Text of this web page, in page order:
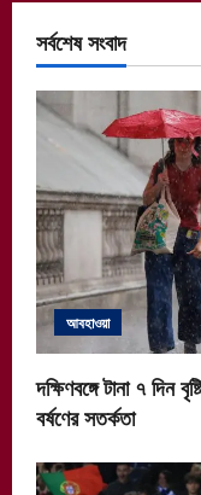
সর্বশেষ সংবাদ
আবহাওয়া
দক্ষিণবঙ্গে টানা ৭ দিন
বর্ষণের সতর্কতা